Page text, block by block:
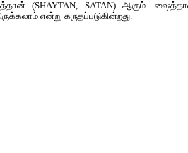
(SHAYTAN, SATAN) ஆகும்.
என்று கருதப்படுகின்றது.